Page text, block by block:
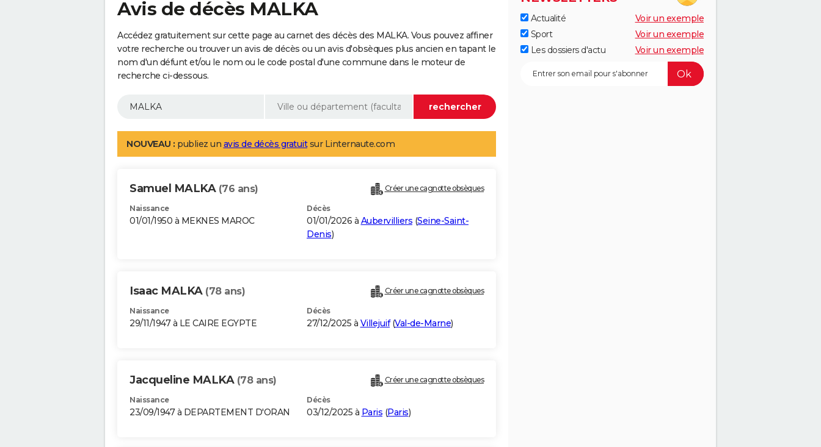
Avis de décès MALKA
Accédez gratuitement sur cette page au carnet des décès des MALKA. Vous pouvez affiner
votre recherche ou trouver un avis de décès ou un avis d'obsèques plus ancien en tapant le
nom d'un défunt et/ou le nom ou le code postal d'une commune dans le moteur de
recherche ci-dessous.
NOUVEAU : publiez un avis de décès gratuitsur Linternaute.com
Samuel MALKA (76 ans) Créer une cagnotte obsèques
Naissance
01/01/1950 à MEKNES MAROC
Décès
01/01/2026 à Aubervilliers (Seine-Saint-
Denis)
Isaac MALKA (78 ans) Créer une cagnotte obsèques
Naissance
29/11/1947 à LE CAIRE EGYPTE
Décès
27/12/2025 à Villejuif(Val-de-Marne)
Jacqueline MALKA (78 ans) Créer une cagnotte obsèques
Naissance
23/09/1947 à DEPARTEMENT D'ORAN
Décès
03/12/2025 à Paris (Paris)
Actualité
Voir un exemple
Sport
Voir un exemple
Les dossiers d'actu
Voir un exemple